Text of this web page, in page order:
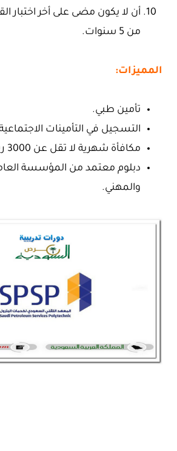
أن لا يكون مضى على أخر اختبار
من 5 سنوات.
المميزات:
تأمين طبي.
التسجيل في التأمينات
مكافأة شهرية لا تقل عن 3000 ريال.
دبلوم معتمد من المؤسسة
والمهني.